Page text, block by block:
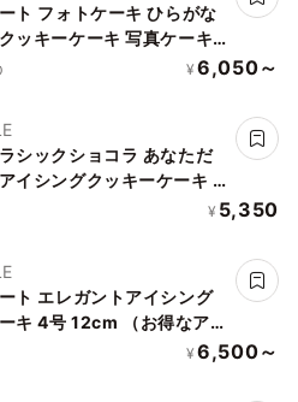
ト フォトケーキ ひらがな
ッキーケーキ 写真ケーキ
ひらがなタイプ登場しまし
¥ 6,050～
シックショコラ あなただ
イシングクッキーケーキ 5
い！！ ＊アイシングデコ
¥ 5,350
ト エレガントアイシング
キ 4号 12cm （お得なアイ
です） ギフトに最適
¥ 6,500～